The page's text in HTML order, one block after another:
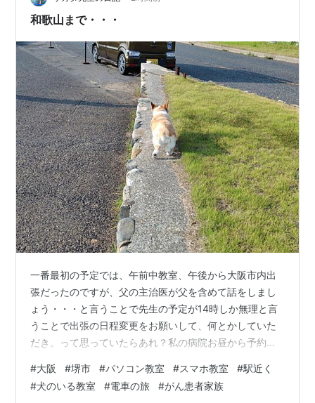
セレッソ大阪(Jリーグ)
関連語
大阪人
大阪出身
春日歩
和歌山まで・・・
一番最初の予定では、午前中教室、午後から大阪市内出
張だったのですが、父の主治医が父を含めて話をしまし
ょう・・・と言うことで先生の予定が14時しか無理と言
うことで出張の日程変更をお願いして、何とかしていた
だき。って思っていたらあれ？私の病院お昼から予約し
前の生徒さんに30分前倒しで来てもらうことできます
か？とお聞きしたら、無理だからお盆明けに変更してく
#大阪 #堺市 #パソコン教室 #スマホ教室 #駅近く
#犬のいる教室 #電車の旅 #がん患者家族